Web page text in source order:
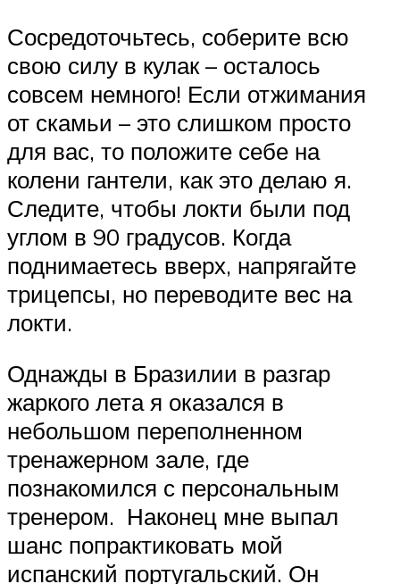
Сосредоточьтесь, соберите всю
свою силу в кулак – осталось
совсем немного! Если отжимания
от скамьи – это слишком просто
для вас, то положите себе на
колени гантели, как это делаю я.
Следите, чтобы локти были под
углом в 90 градусов. Когда
поднимаетесь вверх, напрягайте
трицепсы, но переводите вес на
локти.
Однажды в Бразилии в разгар
жаркого лета я оказался в
небольшом переполненном
тренажерном зале, где
познакомился с персональным
тренером. Наконец мне выпал
шанс попрактиковать мой
испанский португальский. Он